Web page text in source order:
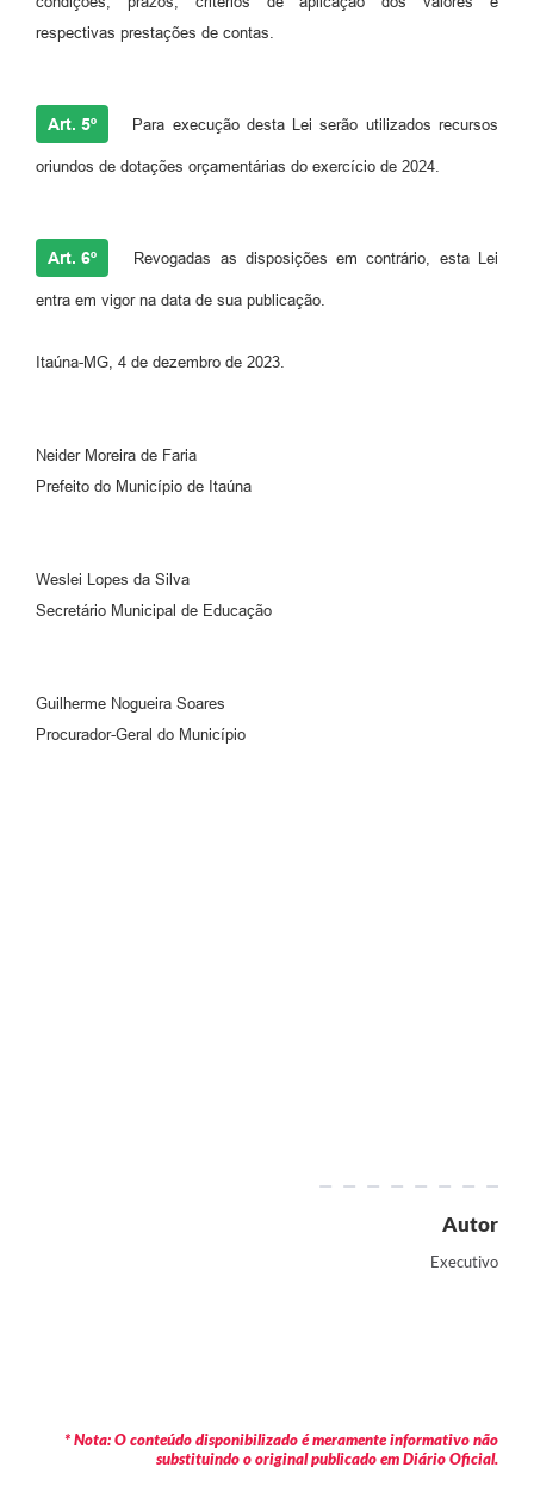
respectivas prestações de contas.
Art. 5º Para execução desta Lei serão utilizados recursos
oriundos de dotações orçamentárias do exercício de 2024.
Art. 6º Revogadas as disposições em contrário, esta Lei
entra em vigor na data de sua publicação.
Itaúna-MG, 4 de dezembro de 2023.
Neider Moreira de Faria
Prefeito do Município de Itaúna
Weslei Lopes da Silva
Secretário Municipal de Educação
Guilherme Nogueira Soares
Procurador-Geral do Município
Autor
Executivo
* Nota: O conteúdo disponibilizado é meramente informativo não
substituindo o original publicado em Diário Oficial.